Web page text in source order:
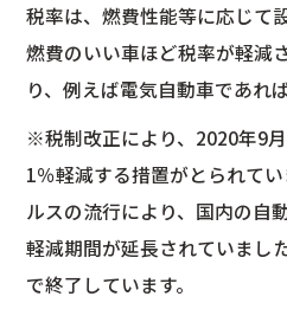
税率は、燃費性能等に応じて
燃費のいい車ほど税率が軽減
り、例えば電気自動車であれ
※税制改正により、2020年9
1％軽減する措置がとられて
ルスの流行により、国内の自
軽減期間が延長されていまし
で終了しています。